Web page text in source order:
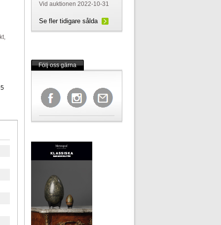
Vid auktionen 2022-10-31
Se fler tidigare sålda
Följ oss gärna